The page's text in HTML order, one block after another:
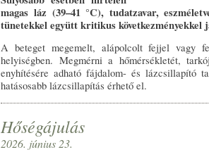
magas láz (39–41 °C), tudatzavar,
tünetekkel együtt kritikus következményekkel
A beteget megemelt, alápolcolt fejjel vagy
helyiségben. Megmérni a hőmérsékletét,
enyhítésére adható fájdalom- és lázcsillapító
hatásosabb lázcsillapítás érhető el.
Hőségájulás
2026. június 23.